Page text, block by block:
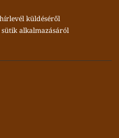
küldéséről
alkalmazásáról